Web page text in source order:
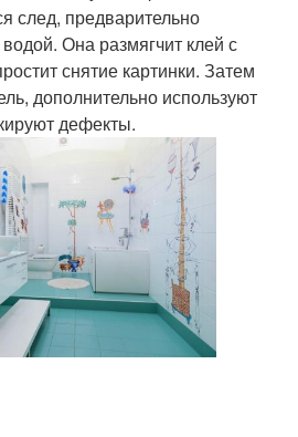
след, предварительно
Она размягчит клей с
снятие картинки. Затем
дополнительно используют
дефекты.